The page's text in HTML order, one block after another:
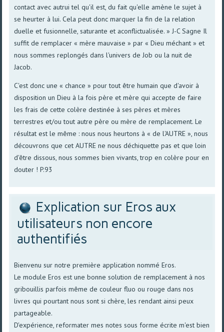
contact avec autrui tel qu'il est, du fait qu'elle amène le sujet à
se heurter à lui. Cela peut donc marquer la fin de la relation
duelle et fusionnelle, saturante et aconflictualisée. » J-C Sagne Il
suffit de remplacer « mère mauvaise » par « Dieu méchant » et
nous sommes replongés dans l'univers de Job ou la nuit de
Jacob.
C'est donc une « chance » pour tout être humain que d'avoir à
disposition un Dieu à la fois père et mère qui accepte de faire
les frais de cette colère destinée à ses pères et mères
terrestres et/ou tout autre père ou mère de remplacement. Le
résultat est le même : nous nous heurtons à « de l'AUTRE », nous
découvrons que cet AUTRE ne nous déchiquette pas et que loin
d'être dissous, nous sommes bien vivants, trop en colère pour en
douter ! P.93
Explication sur Eros aux
utilisateurs non encore
authentifiés
Bienvenu sur notre première application nommé Eros.
Le module Eros est une bonne solution de remplacement à nos
gribouillis parfois même de couleur fluo ou rouge dans nos
livres qui pourtant nous sont si chère, les rendant ainsi peux
partageable.
D'expérience, reformater mes notes sous forme écrite m'est bien